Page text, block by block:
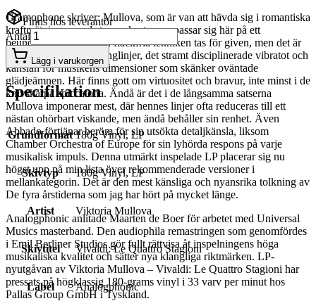
Gramophone skriver: Mullova, som är van att hävda sig i romantiska
kraftmätningar med stora orkestrar, anpassar sig här på ett
beundransvärt sätt. Den fläckfria tekniken tas för given, men det är
hennes finmejslade klanglinjer, det stramt disciplinerade vibratot och
känslan för musikens dimensioner som skänker oväntade
glädjeämnen. Här finns gott om virtuositet och bravur, inte minst i de
knivskarpa spiccatona. Ändå är det i de långsamma satserna
Mullova imponerar mest, där hennes linjer ofta reduceras till ett
nästan ohörbart viskande, men ändå behåller sin renhet. Även
Abbado förtjänar beröm för sin utsökta detaljkänsla, liksom
Chamber Orchestra of Europe för sin lyhörda respons på varje
musikalisk impuls. Denna utmärkt inspelade LP placerar sig nu
högst upp på min lista över rekommenderade versioner i
mellankategorin. Det är den mest känsliga och nyansrika tolkning av
De fyra årstiderna som jag har hört på mycket länge.
Analogphonic anlitade Maarten de Boer för arbetet med Universal
Musics masterband. Den audiophila remastringen som genomfördes
i Emil Berliner Studios gör fullt rättvisa åt inspelningens höga
musikaliska kvalitet och sätter nya klangliga riktmärken. LP-
nyutgåvan av Viktoria Mullova – Vivaldi: Le Quattro Stagioni har
pressats på högklassig 180-grams vinyl i 33 varv per minut hos
Pallas Group GmbH i Tyskland.
Finns hos leverantör
Antal
Lägg i varukorgen
Specifikation
Grundformat 180g Vinyl, LP
Skivtyp 180g Vinyl, LP
Artist Viktoria Mullova
Skivtitel Vivaldi: Le Quattro Stagioni
Label Analogphonic